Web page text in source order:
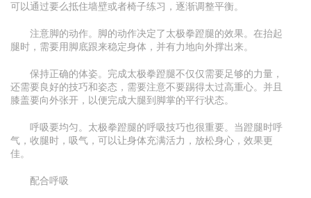
可以通过要么抵住墙壁或者椅子练习，逐渐调整平衡。
注意脚的动作。脚的动作决定了太极拳蹬腿的效果。在抬起
腿时，需要用脚底跟来稳定身体，并有力地向外撑出来。
保持正确的体姿。完成太极拳蹬腿不仅仅需要足够的力量，
还需要良好的技巧和姿态，需要注意不要踢得太过高重心。并且
膝盖要向外张开，以便完成大腿到脚掌的平行状态。
呼吸要均匀。太极拳蹬腿的呼吸技巧也很重要。当蹬腿时呼
气，收腿时，吸气，可以让身体充满活力，放松身心，效果更
佳。
配合呼吸